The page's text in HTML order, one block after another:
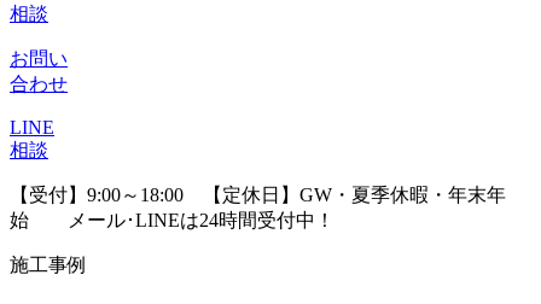
相談
お問い
合わせ
LINE
相談
【受付】9:00～18:00 【定休日】GW・夏季休暇・年末年
始 メール･LINEは24時間受付中！
施工事例